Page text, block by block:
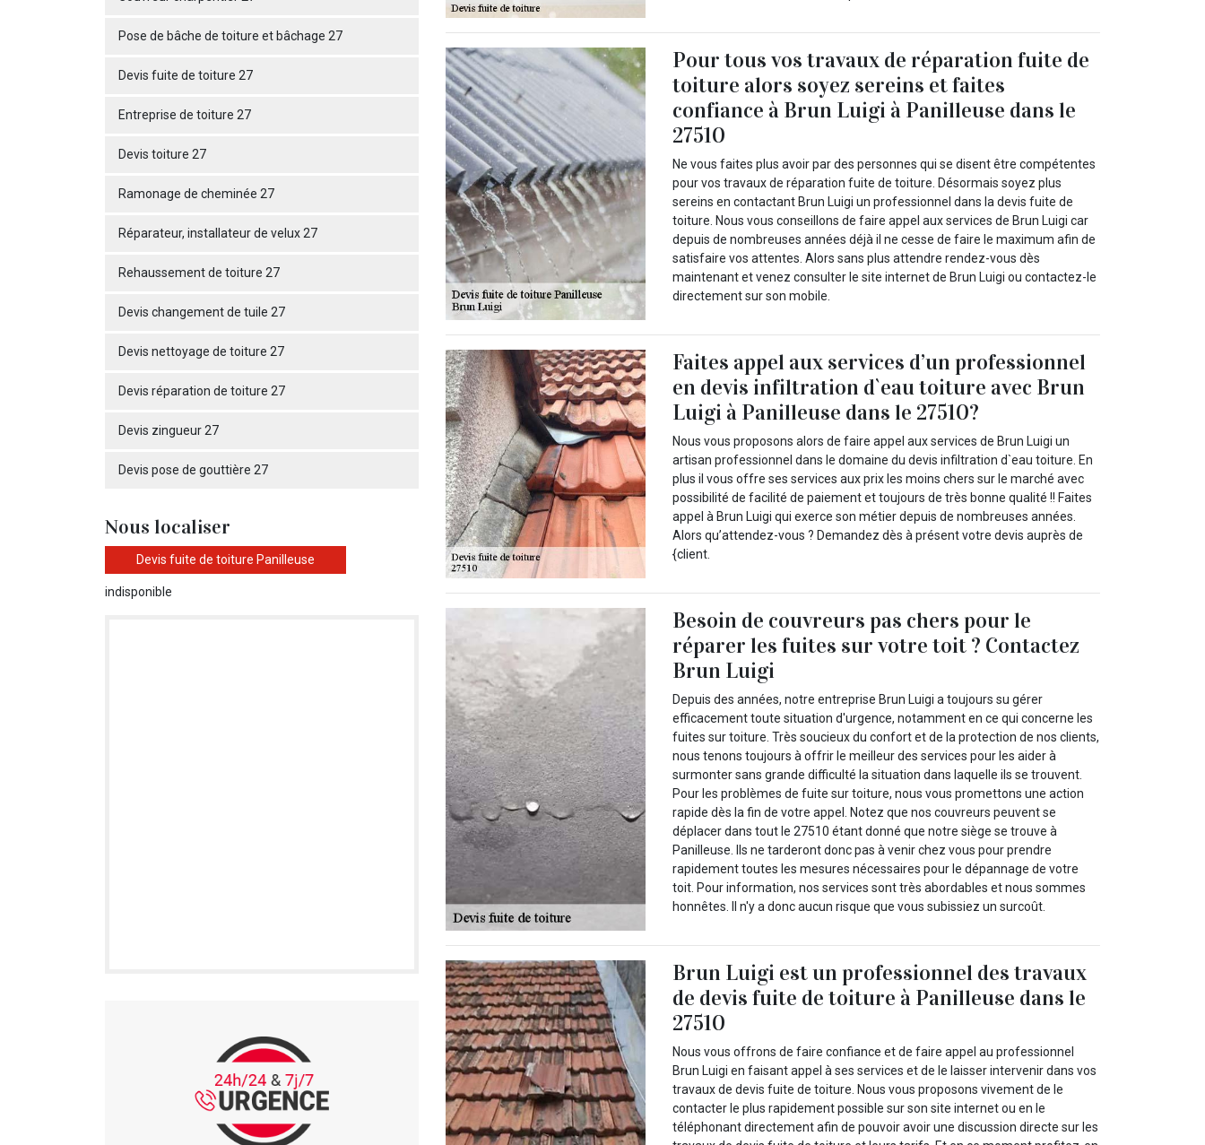
Pose de bâche de toiture et bâchage 27
Devis fuite de toiture 27
Entreprise de toiture 27
Devis toiture 27
Ramonage de cheminée 27
Réparateur, installateur de velux 27
Rehaussement de toiture 27
Devis changement de tuile 27
Devis nettoyage de toiture 27
Devis réparation de toiture 27
Devis zingueur 27
Devis pose de gouttière 27
Nous localiser
Devis fuite de toiture Panilleuse
indisponible
Pour tous vos travaux de réparation fuite de
toiture alors soyez sereins et faites
confiance à Brun Luigi à Panilleuse dans le
27510
Ne vous faites plus avoir par des personnes qui se disent être compétentes
pour vos travaux de réparation fuite de toiture. Désormais soyez plus
sereins en contactant Brun Luigi un professionnel dans la devis fuite de
toiture. Nous vous conseillons de faire appel aux services de Brun Luigi car
depuis de nombreuses années déjà il ne cesse de faire le maximum afin de
satisfaire vos attentes. Alors sans plus attendre rendez-vous dès
maintenant et venez consulter le site internet de Brun Luigi ou contactez-le
directement sur son mobile.
Faites appel aux services d’un professionnel
en devis infiltration d`eau toiture avec Brun
Luigi à Panilleuse dans le 27510?
Nous vous proposons alors de faire appel aux services de Brun Luigi un
artisan professionnel dans le domaine du devis infiltration d`eau toiture. En
plus il vous offre ses services aux prix les moins chers sur le marché avec
possibilité de facilité de paiement et toujours de très bonne qualité !! Faites
appel à Brun Luigi qui exerce son métier depuis de nombreuses années.
Alors qu’attendez-vous ? Demandez dès à présent votre devis auprès de
{client.
Besoin de couvreurs pas chers pour le
réparer les fuites sur votre toit ? Contactez
Brun Luigi
Depuis des années, notre entreprise Brun Luigi a toujours su gérer
efficacement toute situation d'urgence, notamment en ce qui concerne les
fuites sur toiture. Très soucieux du confort et de la protection de nos clients,
nous tenons toujours à offrir le meilleur des services pour les aider à
surmonter sans grande difficulté la situation dans laquelle ils se trouvent.
Pour les problèmes de fuite sur toiture, nous vous promettons une action
rapide dès la fin de votre appel. Notez que nos couvreurs peuvent se
déplacer dans tout le 27510 étant donné que notre siège se trouve à
Panilleuse. Ils ne tarderont donc pas à venir chez vous pour prendre
rapidement toutes les mesures nécessaires pour le dépannage de votre
toit. Pour information, nos services sont très abordables et nous sommes
honnêtes. Il n'y a donc aucun risque que vous subissiez un surcoût.
Brun Luigi est un professionnel des travaux
de devis fuite de toiture à Panilleuse dans le
27510
Nous vous offrons de faire confiance et de faire appel au professionnel
Brun Luigi en faisant appel à ses services et de le laisser intervenir dans vos
travaux de devis fuite de toiture. Nous vous proposons vivement de le
contacter le plus rapidement possible sur son site internet ou en le
téléphonant directement afin de pouvoir avoir une discussion directe sur les